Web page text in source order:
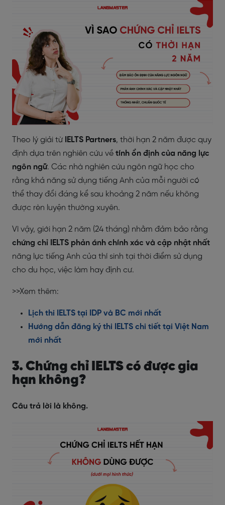
Theo lý giải từ IELTS Partners, thời hạn 2 năm được quy
định dựa trên nghiên cứu về tính ổn định của năng lực
ngôn ngữ. Các nhà nghiên cứu ngôn ngữ học cho
rằng khả năng sử dụng tiếng Anh của mỗi người có
thể thay đổi đáng kể sau khoảng 2 năm nếu không
được rèn luyện thường xuyên.
Vì vậy, giới hạn 2 năm (24 tháng) nhằm đảm bảo rằng
chứng chỉ IELTS phản ánh chính xác và cập nhật nhất
năng lực tiếng Anh của thí sinh tại thời điểm sử dụng
cho du học, việc làm hay định cư.
>>Xem thêm:
Lịch thi IELTS tại IDP và BC mới nhất
Hướng dẫn đăng ký thi IELTS chi tiết tại Việt Nam
mới nhất
3. Chứng chỉ IELTS có được gia
hạn không?
Câu trả lời là không.